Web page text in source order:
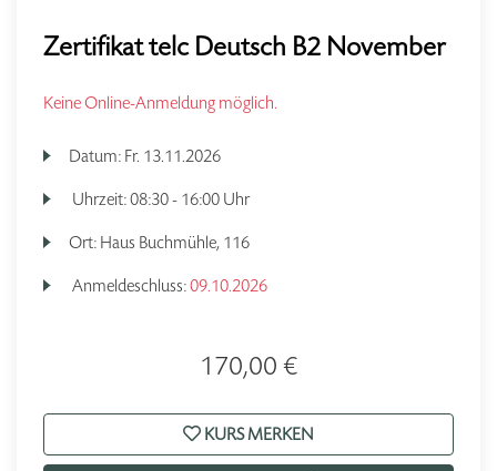
Zertifikat telc Deutsch B2 November
Keine Online-Anmeldung möglich.
Datum: Fr. 13.11.2026
Uhrzeit:08:30 - 16:00 Uhr
Ort: Haus Buchmühle, 116
Anmeldeschluss:09.10.2026
170,00 €
KURS MERKEN